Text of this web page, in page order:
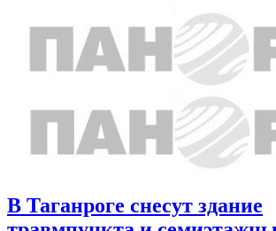
В Таганроге снесут здание